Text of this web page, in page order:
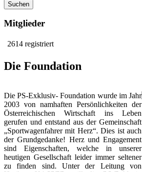
Mitglieder
2614 registriert
Die Foundation
Die PS-Exklusiv- Foundation wurde im Jahr
2003 von namhaften Persönlichkeiten der
Österreichischen Wirtschaft ins Leben
gerufen und entstand aus der Gemeinschaft
„Sportwagenfahrer mit Herz“. Dies ist auch
der Grundgedanke! Herz und Engagement
sind Eigenschaften, welche in unserer
heutigen Gesellschaft leider immer seltener
zu finden sind. Unter der Leitung von